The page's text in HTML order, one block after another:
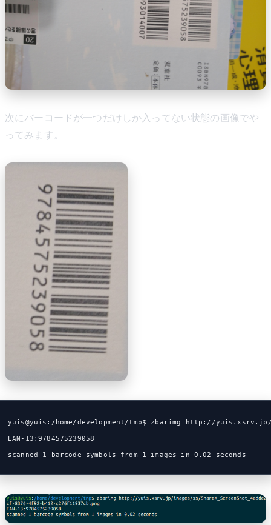
次にバーコードが一つだけしか入ってない状態の画像でや
ってみます。
yuis@yuis:/home/development/tmp$ zbarimg http://yuis.xsrv.jp/
EAN-13:9784575239058
scanned 1 barcode symbols from 1 images in 0.02 seconds